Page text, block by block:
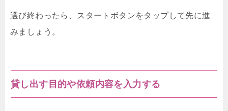
選び終わったら、スタートボタンをタップして先に進
みましょう。
貸し出す目的や依頼内容を入力する